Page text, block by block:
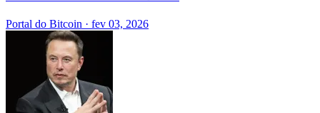
Portal do Bitcoin · fev 03, 2026